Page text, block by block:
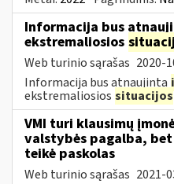
Informacija bus
ekstremaliosios
Web turinio sąrašas 2020-
Informacija bus atnaujinta
ekstremaliosios situacijos
VMI turi klausimų
valstybės pagalba,
teikė paskolas
Web turinio sąrašas 2021-